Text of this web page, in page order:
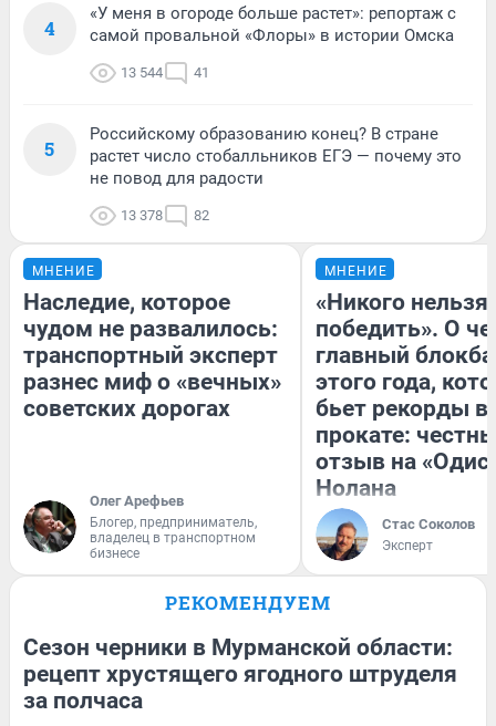
4
«У меня в огороде больше растет»: репортаж с
самой провальной «Флоры» в истории Омска
13 544 41
5
Российскому образованию конец? В стране
растет число стобалльников ЕГЭ — почему это
не повод для радости
13 378 82
МНЕНИЕ
Наследие, которое
чудом не развалилось:
транспортный эксперт
разнес миф о «вечных»
советских дорогах
Олег Арефьев
Блогер, предприниматель,
владелец в транспортном
бизнесе
МНЕНИЕ
«Никого нельзя
победить». О
главный
этого года,
бьет рекорды в
прокате:
отзыв на
Нолана
Стас Соколов
Эксперт
РЕКОМЕНДУЕМ
Сезон черники в Мурманской области:
рецепт хрустящего ягодного штруделя
за полчаса